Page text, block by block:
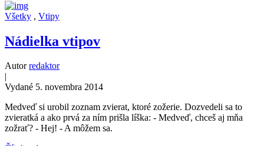
Všetky , Vtipy
Nádielka vtipov
Autorredaktor
|
Vydané 5. novembra 2014
Medveď si urobil zoznam zvierat, ktoré zožerie. Dozvedeli sa to
zvieratká a ako prvá za ním prišla líška: - Medveď, chceš aj mňa
zožrať? - Hej! - A môžem sa.